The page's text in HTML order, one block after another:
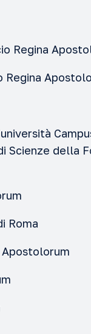
Regina
Regina
Scienze della
Roma